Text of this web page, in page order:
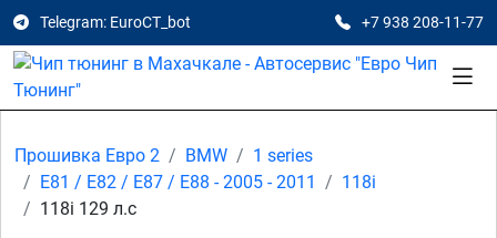
Telegram: EuroCT_bot +7 938 208-11-77
Прошивка Евро 2 BMW
1 series
E81 / E82 / E87 / E88 - 2005 - 2011
118i
118i 129 л.с